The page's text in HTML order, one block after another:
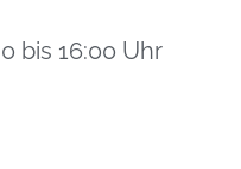
bis 16:00 Uhr